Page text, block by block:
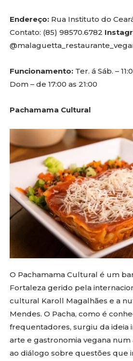
Endereço: Rua Instituto do
Contato: (85) 98570.6782
Funcionamento: Ter. á Sáb. –
Dom – de 17:00 as 21:00
Pachamama Cultural
O Pachamama Cultural é um
Fortaleza gerido pela
cultural Karoll Magalhães e a
Mendes. O Pacha, como é
frequentadores, surgiu da ideia
arte e gastronomia vegana
ao diálogo sobre questões que